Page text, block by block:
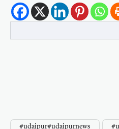
#udaipur#udaipurnews